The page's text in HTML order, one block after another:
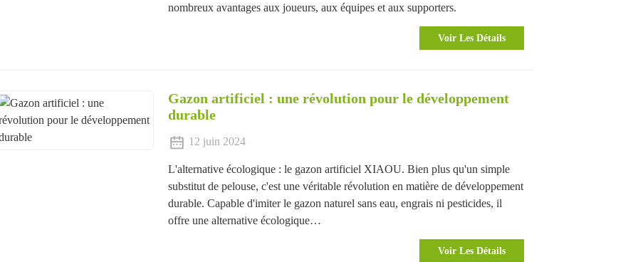
nombreux avantages aux joueurs, aux équipes et aux supporters.
Voir Les Détails
Gazon artificiel : une révolution pour le développement
durable
12 juin 2024
L'alternative écologique : le gazon artificiel XIAOU. Bien plus qu'un simple
substitut de pelouse, c'est une véritable révolution en matière de développement
durable. Capable d'imiter le gazon naturel sans eau, engrais ni pesticides, il
offre une alternative écologique…
Voir Les Détails